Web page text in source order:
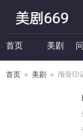
首页 美剧
首页 » 美剧 » 颅骨印